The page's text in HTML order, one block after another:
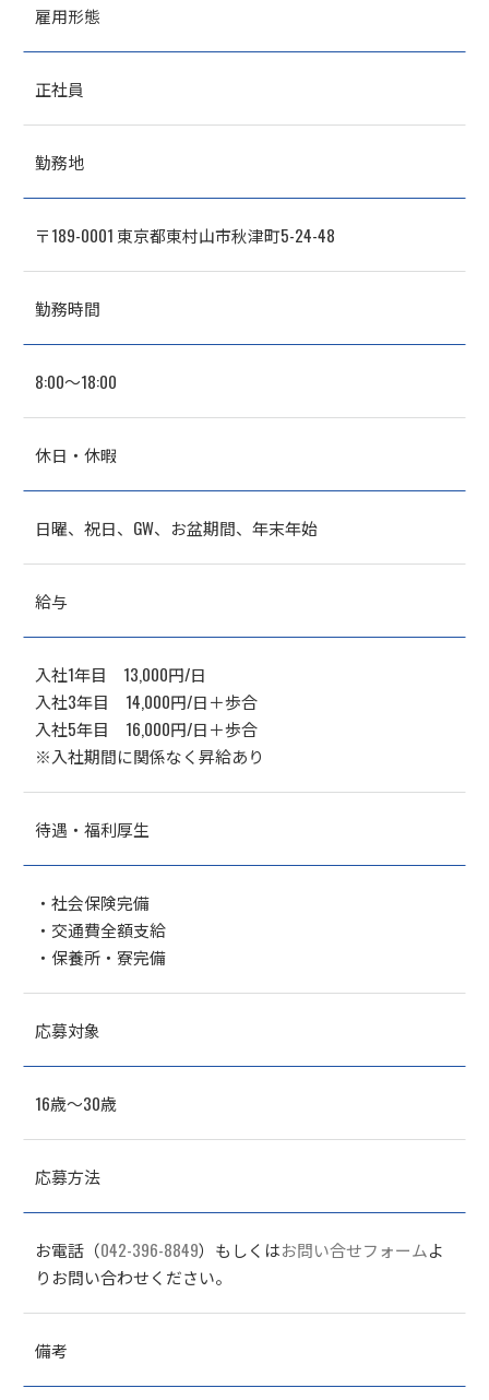
雇用形態
正社員
勤務地
〒189-0001 東京都東村山市秋津町5-24-48
勤務時間
8:00～18:00
休日・休暇
日曜、祝日、GW、お盆期間、年末年始
給与
入社1年目 13,000円/日
入社3年目 14,000円/日＋歩合
入社5年目 16,000円/日＋歩合
※入社期間に関係なく昇給あり
待遇・福利厚生
・社会保険完備
・交通費全額支給
・保養所・寮完備
応募対象
16歳～30歳
応募方法
お電話（042-396-8849）もしくはお問い合せフォームよ
りお問い合わせください。
備考